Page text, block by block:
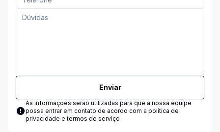
Enviar
As informações serão utilizadas para que a nossa equipe
possa entrar em contato de acordo com a política de
privacidade e termos de serviço